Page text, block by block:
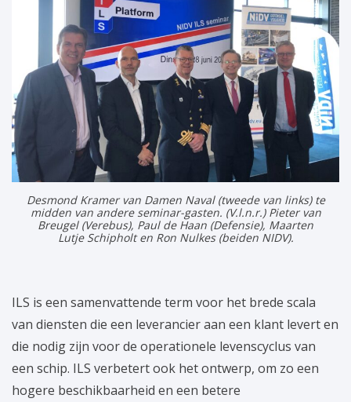
Desmond Kramer van Damen Naval (tweede van links) te
midden van andere seminar-gasten. (V.l.n.r.) Pieter van
Breugel (Verebus), Paul de Haan (Defensie), Maarten
Lutje Schipholt en Ron Nulkes (beiden NIDV).
ILS is een samenvattende term voor het brede scala
van diensten die een leverancier aan een klant levert en
die nodig zijn voor de operationele levenscyclus van
een schip. ILS verbetert ook het ontwerp, om zo een
hogere beschikbaarheid en een betere